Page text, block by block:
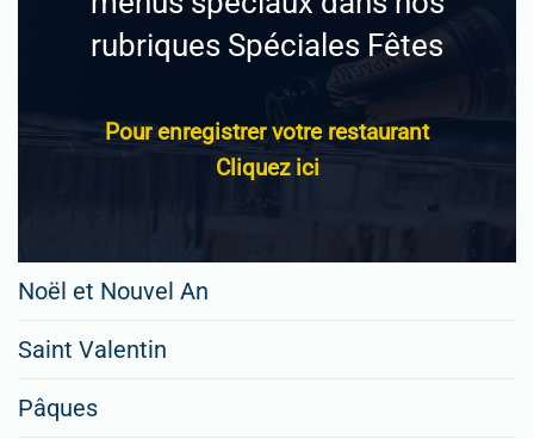
rubriques Spéciales Fêtes
Pour enregistrer votre restaurant
Cliquez ici
Noël et Nouvel An
Saint Valentin
Pâques